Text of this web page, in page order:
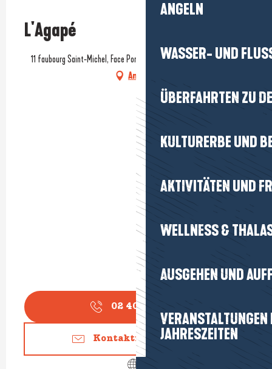
ANGELN
WASSER- UND
ÜBERFAHRTEN ZU
KULTURERBE UND
AKTIVITÄTEN UND
WELLNESS &
AUSGEHEN UND
JAHRESZEITEN
L'Agapé
11 faubourg Saint-Michel, Face Porte Saint-Michel, 44350 Guérande
Anfahrt
02 40 11 78
Kontaktieren Sie uns